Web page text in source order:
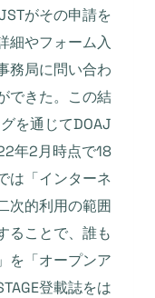
がその申請を
細やフォーム入
務局に問い合わ
できた。この結
を通じてDOAJ
年2月時点で18
は「インターネ
次的利用の範囲
ることで、誰も
を「オープンア
登載誌をは